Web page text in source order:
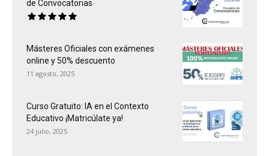
de Convocatorias
Másteres Oficiales con exámenes
online y 50% descuento
11 agosto, 2025
Curso Gratuito: IA en el Contexto
Educativo ¡Matricúlate ya!
24 julio, 2025